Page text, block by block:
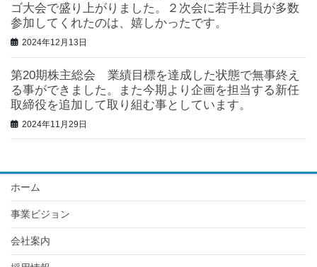
ゴ大会で盛り上がりました。２次会に若手社員が多数
参加してくれたのは、嬉しかったです。
2024年12月13日
第20期株主総会 業績目標を達成した状態で無事終え
る事ができました。また今期より企画を担当する新任
取締役を追加して取り組む事としています。
2024年11月29日
ホーム
事業ビジョン
会社案内